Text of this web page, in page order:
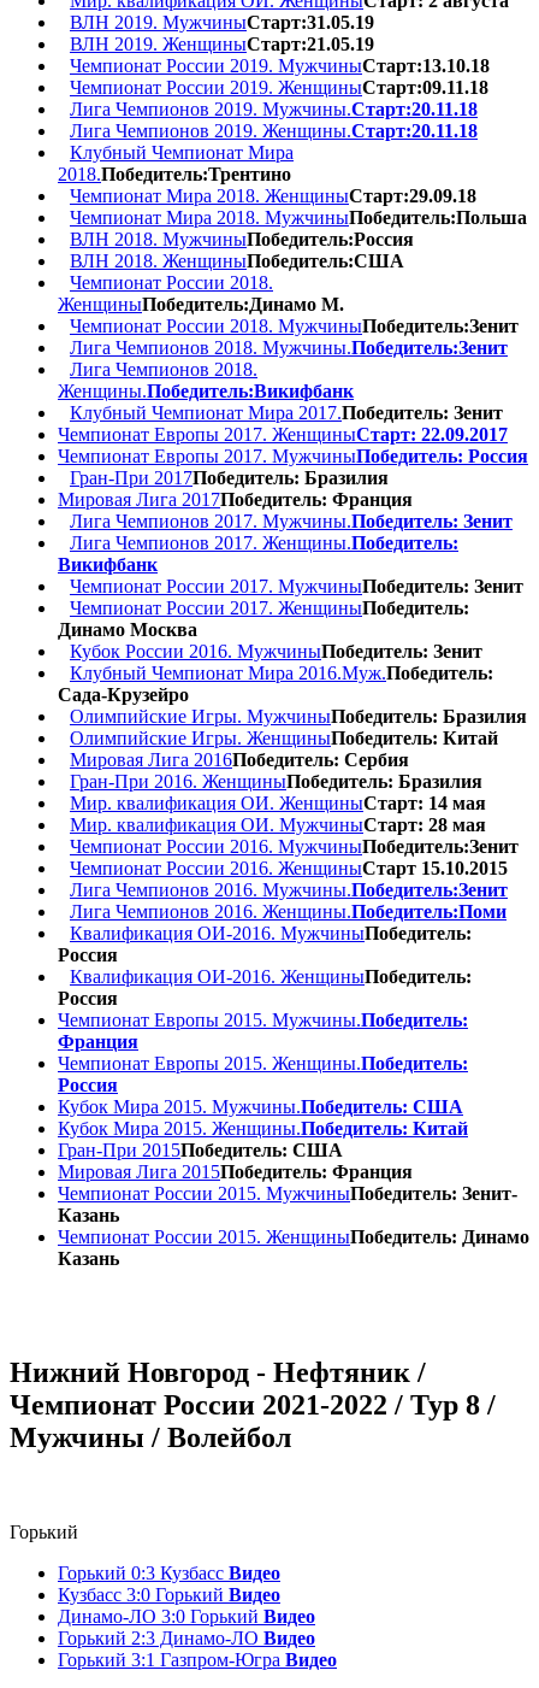
ВЛН 2019. МужчиныСтарт:31.05.19
ВЛН 2019. ЖенщиныСтарт:21.05.19
Чемпионат России 2019. МужчиныСтарт:13.10.18
Чемпионат России 2019. ЖенщиныСтарт:09.11.18
Лига Чемпионов 2019. Мужчины.Старт:20.11.18
Лига Чемпионов 2019. Женщины.Старт:20.11.18
Клубный Чемпионат Мира
2018.Победитель:Трентино
Чемпионат Мира 2018. ЖенщиныСтарт:29.09.18
Чемпионат Мира 2018. МужчиныПобедитель:Польша
ВЛН 2018. МужчиныПобедитель:Россия
ВЛН 2018. ЖенщиныПобедитель:США
Чемпионат России 2018.
ЖенщиныПобедитель:Динамо М.
Чемпионат России 2018. МужчиныПобедитель:Зенит
Лига Чемпионов 2018. Мужчины.Победитель:Зенит
Лига Чемпионов 2018.
Женщины.Победитель:Викифбанк
Клубный Чемпионат Мира 2017.Победитель: Зенит
Чемпионат Европы 2017. ЖенщиныСтарт: 22.09.2017
Чемпионат Европы 2017. МужчиныПобедитель: Россия
Гран-При 2017Победитель: Бразилия
Мировая Лига 2017Победитель: Франция
Лига Чемпионов 2017. Мужчины.Победитель: Зенит
Лига Чемпионов 2017. Женщины.Победитель:
Викифбанк
Чемпионат России 2017. МужчиныПобедитель: Зенит
Чемпионат России 2017. ЖенщиныПобедитель:
Динамо Москва
Кубок России 2016. МужчиныПобедитель: Зенит
Клубный Чемпионат Мира 2016.Муж.Победитель:
Сада-Крузейро
Олимпийские Игры. МужчиныПобедитель: Бразилия
Олимпийские Игры. ЖенщиныПобедитель: Китай
Мировая Лига 2016Победитель: Сербия
Гран-При 2016. ЖенщиныПобедитель: Бразилия
Мир. квалификация ОИ. ЖенщиныСтарт: 14 мая
Мир. квалификация ОИ. МужчиныСтарт: 28 мая
Чемпионат России 2016. МужчиныПобедитель:Зенит
Чемпионат России 2016. ЖенщиныСтарт 15.10.2015
Лига Чемпионов 2016. Мужчины.Победитель:Зенит
Лига Чемпионов 2016. Женщины.Победитель:Поми
Квалификация ОИ-2016. МужчиныПобедитель:
Россия
Квалификация ОИ-2016. ЖенщиныПобедитель:
Россия
Чемпионат Европы 2015. Мужчины.Победитель:
Франция
Чемпионат Европы 2015. Женщины.Победитель:
Россия
Кубок Мира 2015. Мужчины.Победитель: США
Кубок Мира 2015. Женщины.Победитель: Китай
Гран-При 2015Победитель: США
Мировая Лига 2015Победитель: Франция
Чемпионат России 2015. МужчиныПобедитель: Зенит-
Казань
Чемпионат России 2015. ЖенщиныПобедитель: Динамо
Казань
Нижний Новгород - Нефтяник /
Чемпионат России 2021-2022 / Тур 8 /
Мужчины / Волейбол
Горький
Горький 0:3 Кузбасс Видео
Кузбасс 3:0 Горький Видео
Динамо-ЛО 3:0 Горький Видео
Горький 2:3 Динамо-ЛО Видео
Горький 3:1 Газпром-Югра Видео